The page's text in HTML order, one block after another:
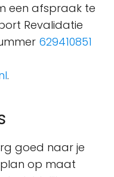
een afspraak te
Revalidatie
629410851
.
goed naar je
op maat